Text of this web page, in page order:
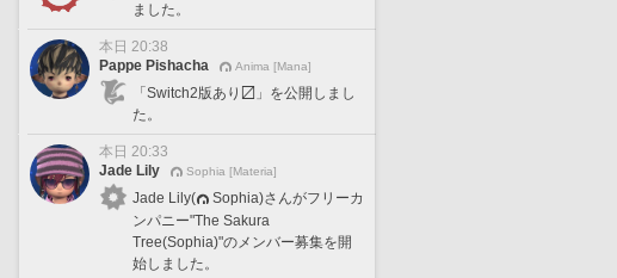
ました。
本日 20:38
Pappe Pishacha
Anima [Mana]
「Switch2版あり〼」を公開しまし
た。
本日 20:33
Jade Lily
Sophia [Materia]
Jade Lily(
Sophia)さんがフリーカ
ンパニー"The Sakura
Tree(Sophia)"のメンバー募集を開
始しました。